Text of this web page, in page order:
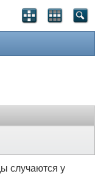
случаются у